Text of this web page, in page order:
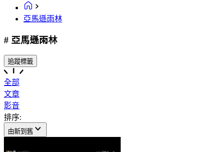
亞馬遜雨林
# 亞馬遜雨林
追蹤標籤
全部
文章
影音
排序:
由新到舊